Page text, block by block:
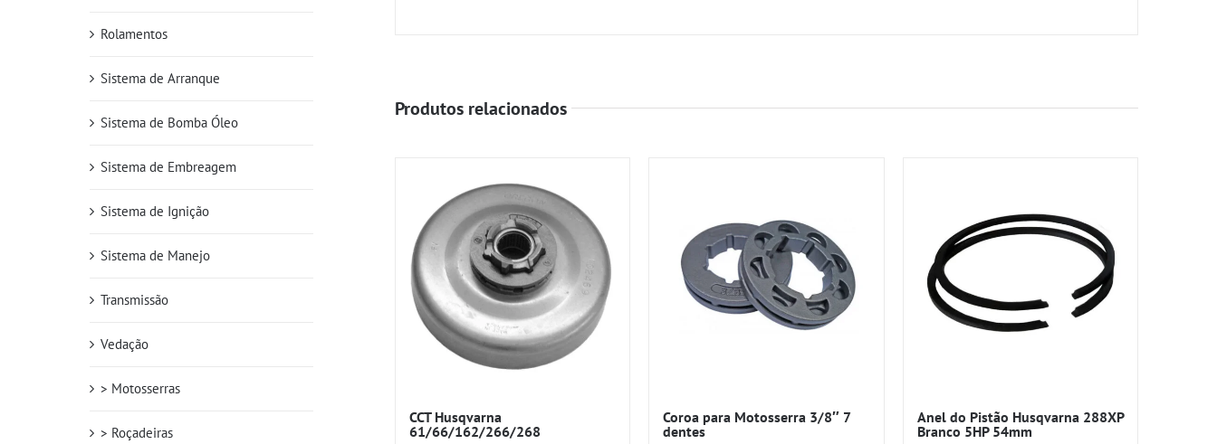
Produtos relacionados
CCT Husqvarna
61/66/162/266/268
Coroa para Motosserra 3/8″ 7
dentes
Anel do Pistão Husqvarna 288XP
Branco 5HP 54mm
Rolamentos
Sistema de Arranque
Sistema de Bomba Óleo
Sistema de Embreagem
Sistema de Ignição
Sistema de Manejo
Transmissão
Vedação
> Motosserras
> Roçadeiras